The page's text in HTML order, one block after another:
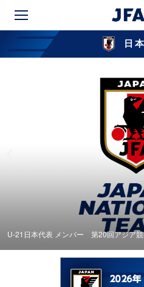
日
U-21日本代表 メンバー 第20回アジア競